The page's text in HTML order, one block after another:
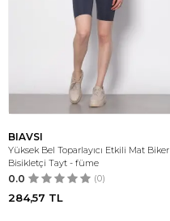
BIAVSI
Yüksek Bel Toparlayıcı Etkili Mat Biker
Bisikletçi Tayt - füme
0.0 (0)
284,57 TL